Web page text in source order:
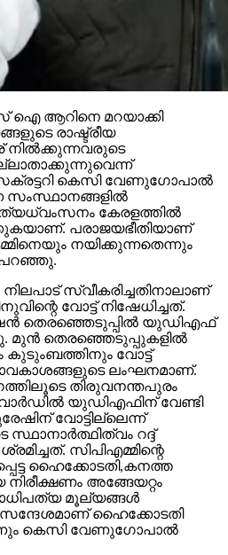
ഐ ആറിനെ മറയാക്കി
രാഷ്ട്രീയ
നില്‍ക്കുന്നവരുടെ
കെസി വേണുഗോപാല്‍
സംസ്ഥാനങ്ങളില്‍
കേരളത്തില്‍
പരാജയഭീതിയാണ്
നയിക്കുന്നതെന്നും
സ്വീകരിച്ചതിനാലാണ്
വോട്ട് നിഷേധിച്ചത്.
തെരഞ്ഞെടുപ്പില്‍ യുഡിഎഫ്
മുന്‍ തെരഞ്ഞെടുപ്പുകളില്‍
കുടുംബത്തിനും വോട്ട്
ലംഘനമാണ്.
തിരുവനന്തപുരം
വാര്‍ഡില്‍ യുഡിഎഫിന് വേണ്ടി
വോട്ടില്ലെന്ന്
റദ്ദ്
സിപിഎമ്മിന്റെ
ഹൈക്കോടതി,കനത്ത
അങ്ങേയറ്റം
മൂല്യങ്ങള്‍
സന്ദേശമാണ് ഹൈക്കോടതി
കെസി വേണുഗോപാല്‍